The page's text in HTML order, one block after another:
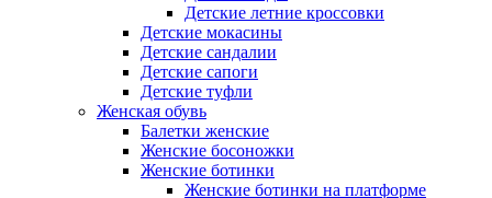
Детские летние кроссовки
Детские мокасины
Детские сандалии
Детские сапоги
Детские туфли
Женская обувь
Балетки женские
Женские босоножки
Женские ботинки
Женские ботинки на платформе